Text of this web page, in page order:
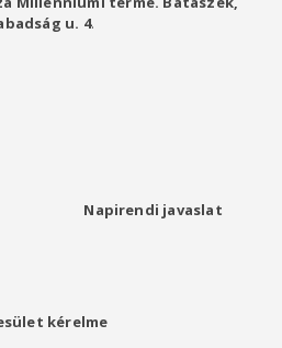
u. 4.
Napirendi javaslat
kérelme